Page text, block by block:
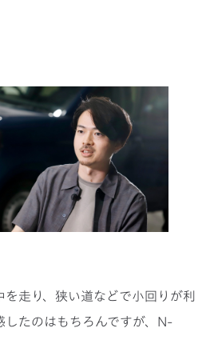
走り、狭い道などで小回りが利
したのはもちろんですが、N-